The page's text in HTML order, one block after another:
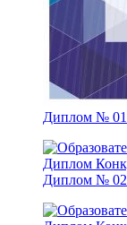
Диплом № 01
Диплом № 02